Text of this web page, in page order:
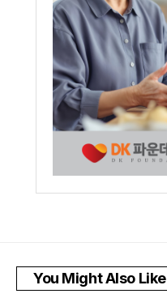
You Might Also Like